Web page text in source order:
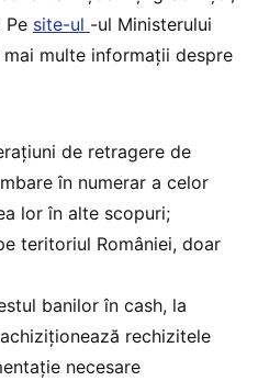
Pe site-ul -ul Ministerului
multe informații despre
de retragere de
în numerar a celor
lor în alte scopuri;
teritoriul României, doar
banilor în cash, la
rechizitele
necesare